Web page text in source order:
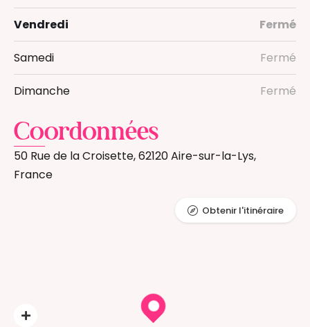
Vendredi Fermé
Samedi Fermé
Dimanche Fermé
Coordonnées
50 Rue de la Croisette, 62120 Aire-sur-la-Lys,
France
Obtenir l'itinéraire